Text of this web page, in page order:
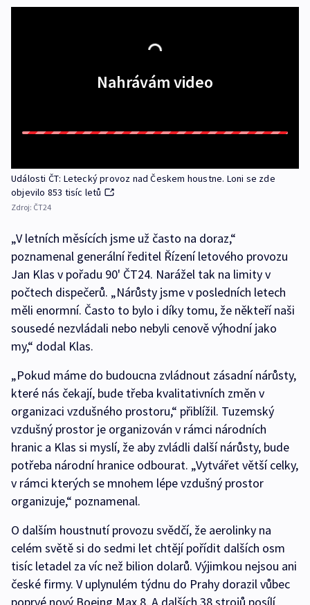
Nahrávám video
Události ČT: Letecký provoz nad Českem houstne. Loni se zde
objevilo 853 tisíc letů
Zdroj: ČT24
„V letních měsících jsme už často na doraz,“
poznamenal generální ředitel Řízení letového provozu
Jan Klas v pořadu 90' ČT24. Narážel tak na limity v
počtech dispečerů. „Nárůsty jsme v posledních letech
měli enormní. Často to bylo i díky tomu, že někteří naši
sousedé nezvládali nebo nebyli cenově výhodní jako
my,“ dodal Klas.
„Pokud máme do budoucna zvládnout zásadní nárůsty,
které nás čekají, bude třeba kvalitativních změn v
organizaci vzdušného prostoru,“ přiblížil. Tuzemský
vzdušný prostor je organizován v rámci národních
hranic a Klas si myslí, že aby zvládli další nárůsty, bude
potřeba národní hranice odbourat. „Vytvářet větší celky,
v rámci kterých se mnohem lépe vzdušný prostor
organizuje,“ poznamenal.
O dalším houstnutí provozu svědčí, že aerolinky na
celém světě si do sedmi let chtějí pořídit dalších osm
tisíc letadel za víc než bilion dolarů. Výjimkou nejsou ani
české firmy. V uplynulém týdnu do Prahy dorazil vůbec